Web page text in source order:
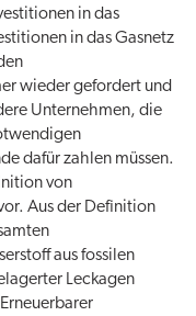
in das
in das Gasnetz
wieder gefordert und
Unternehmen, die
dafür zahlen müssen.
von
Aus der Definition
aus fossilen
Leckagen